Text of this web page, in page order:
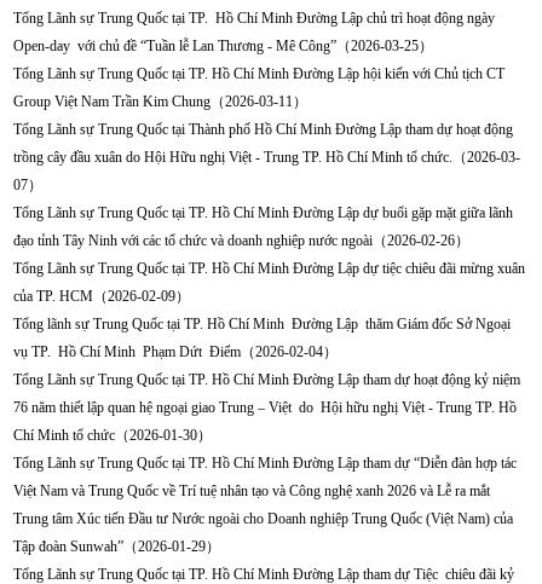
Tổng Lãnh sự Trung Quốc tại TP. Hồ Chí Minh Đường Lập chủ trì hoạt động ngày
Open-day với chủ đề “Tuần lễ Lan Thương - Mê Công”（2026-03-25）
Tổng Lãnh sự Trung Quốc tại TP. Hồ Chí Minh Đường Lập hội kiến với Chủ tịch CT
Group Việt Nam Trần Kim Chung（2026-03-11）
Tổng Lãnh sự Trung Quốc tại Thành phố Hồ Chí Minh Đường Lập tham dự hoạt động
trồng cây đầu xuân do Hội Hữu nghị Việt - Trung TP. Hồ Chí Minh tổ chức.（2026-03-
07）
Tổng Lãnh sự Trung Quốc tại TP. Hồ Chí Minh Đường Lập dự buổi gặp mặt giữa lãnh
đạo tỉnh Tây Ninh với các tổ chức và doanh nghiệp nước ngoài（2026-02-26）
Tổng Lãnh sự Trung Quốc tại TP. Hồ Chí Minh Đường Lập dự tiệc chiêu đãi mừng xuân
của TP. HCM（2026-02-09）
Tổng lãnh sự Trung Quốc tại TP. Hồ Chí Minh Đường Lập thăm Giám đốc Sở Ngoại
vụ TP. Hồ Chí Minh Phạm Dứt Điểm（2026-02-04）
Tổng Lãnh sự Trung Quốc tại TP. Hồ Chí Minh Đường Lập tham dự hoạt động kỷ niệm
76 năm thiết lập quan hệ ngoại giao Trung – Việt do Hội hữu nghị Việt - Trung TP. Hồ
Chí Minh tổ chức（2026-01-30）
Tổng Lãnh sự Trung Quốc tại TP. Hồ Chí Minh Đường Lập tham dự “Diễn đàn hợp tác
Việt Nam và Trung Quốc về Trí tuệ nhân tạo và Công nghệ xanh 2026 và Lễ ra mắt
Trung tâm Xúc tiến Đầu tư Nước ngoài cho Doanh nghiệp Trung Quốc (Việt Nam) của
Tập đoàn Sunwah”（2026-01-29）
Tổng Lãnh sự Trung Quốc tại TP. Hồ Chí Minh Đường Lập tham dự Tiệc chiêu đãi kỷ